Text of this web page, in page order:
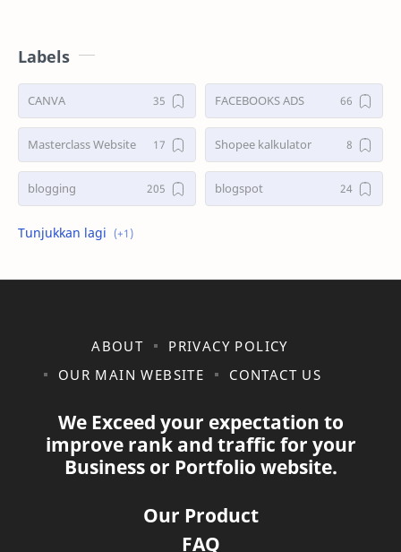
Labels
CANVA FACEBOOKS ADS
Masterclass Website Shopee kalkulator
blogging blogspot
shopee
ABOUT
PRIVACY POLICY
OUR MAIN WEBSITE
CONTACT US
We Exceed your expectation to
improve rank and traffic for your
Business or Portfolio website.
Our Product
FAQ